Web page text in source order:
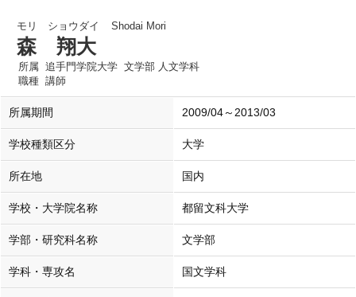
モリ ショウダイ Shodai Mori
森 翔大
所属 追手門学院大学 文学部 人文学科
職種 講師
所属期間 2009/04～2013/03
学校種類区分 大学
所在地 国内
学校・大学院名称 都留文科大学
学部・研究科名称 文学部
学科・専攻名 国文学科